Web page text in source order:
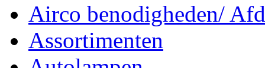
Airco benodigheden/
Assortimenten